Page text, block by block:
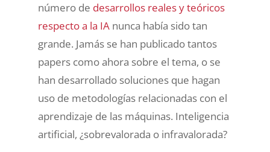
número de desarrollos reales y teóricos
respecto a la IAnunca había sido tan
grande. Jamás se han publicado tantos
papers como ahora sobre el tema, o se
han desarrollado soluciones que hagan
uso de metodologías relacionadas con el
aprendizaje de las máquinas. Inteligencia
artificial, ¿sobrevalorada o infravalorada?